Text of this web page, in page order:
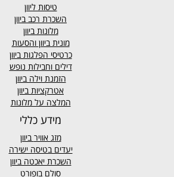
טיסות ליוון
השכרת רכב ביוון
מלונות ביוון
מונית ביוון והסעות
כרטיסי הפלגות ביוון
דילים וחבילות נופש
הזמנת וילה ביוון
אטרקציות ביוון
המלצה על מלונות
מידע כללי
מזג אוויר ביוון
יעדים בטיסה ישירה
השכרת יאכטה ביוון
סולם בופורט